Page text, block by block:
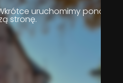
uruchomimy ponownie
stronę.